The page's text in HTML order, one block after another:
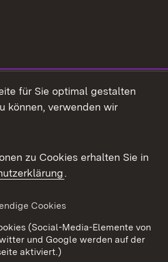
Datenschutz
Barrierefreiheit
Cookies
für Sie optimal gestalten
können, verwenden wir
zu Cookies erhalten Sie in
.
Cookies
(Social-Media-Elemente von
und Google werden auf der
aktiviert.)